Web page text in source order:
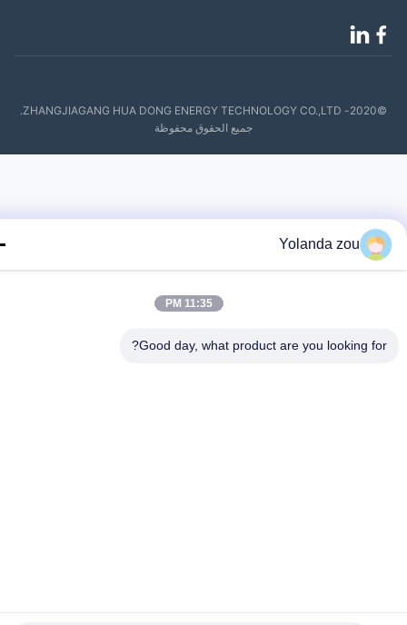
©2020- ZHANGJIAGANG HUA DONG ENERGY TECHNOLOGY CO.,LTD.
جميع الحقوق محفوظة
Yolanda zou
11:35 PM
Good day, what product are you looking